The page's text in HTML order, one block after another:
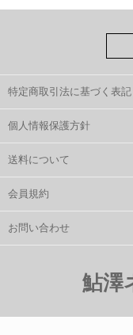
特定商取引法に基づく表記
個人情報保護方針
送料について
会員規約
お問い合わせ
鮎澤